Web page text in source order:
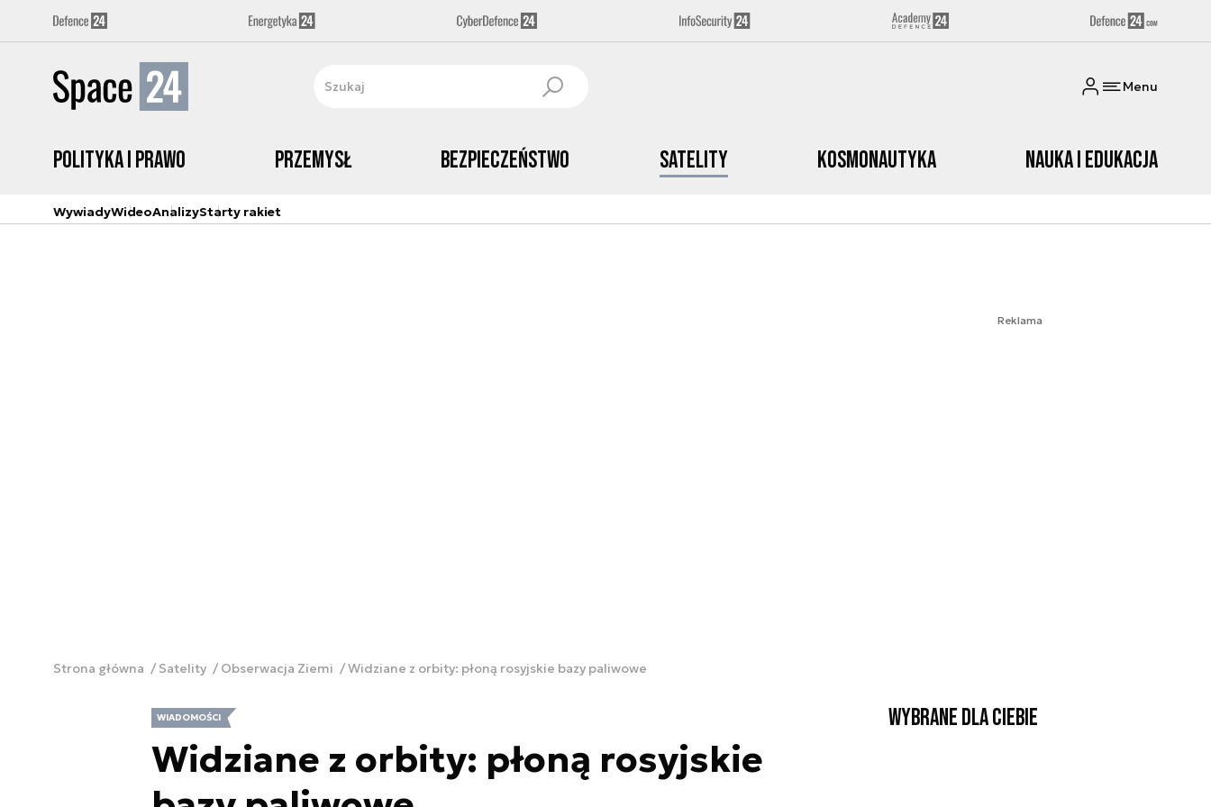
Menu
Polityka i prawo Przemysł Bezpieczeństwo Satelity Kosmonautyka Nauka i edukacja
WywiadyWideoAnalizyStarty rakiet
Reklama
Strona główna Satelity Obserwacja Ziemi Widziane z orbity: płoną rosyjskie bazy paliwowe
WIADOMOŚCI
Widziane z orbity: płoną rosyjskie
Wybrane dla Ciebie